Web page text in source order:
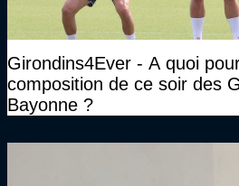
Girondins4Ever - A quoi
composition de ce soir des
Bayonne ?